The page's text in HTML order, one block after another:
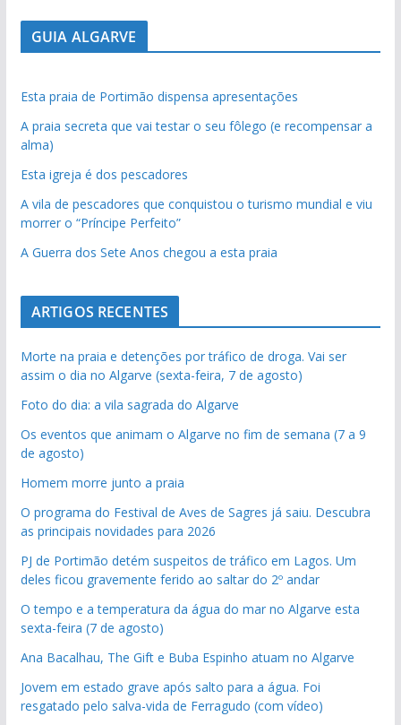
GUIA ALGARVE
Esta praia de Portimão dispensa apresentações
A praia secreta que vai testar o seu fôlego (e recompensar a
alma)
Esta igreja é dos pescadores
A vila de pescadores que conquistou o turismo mundial e viu
morrer o “Príncipe Perfeito”
A Guerra dos Sete Anos chegou a esta praia
ARTIGOS RECENTES
Morte na praia e detenções por tráfico de droga. Vai ser
assim o dia no Algarve (sexta-feira, 7 de agosto)
Foto do dia: a vila sagrada do Algarve
Os eventos que animam o Algarve no fim de semana (7 a 9
de agosto)
Homem morre junto a praia
O programa do Festival de Aves de Sagres já saiu. Descubra
as principais novidades para 2026
PJ de Portimão detém suspeitos de tráfico em Lagos. Um
deles ficou gravemente ferido ao saltar do 2º andar
O tempo e a temperatura da água do mar no Algarve esta
sexta-feira (7 de agosto)
Ana Bacalhau, The Gift e Buba Espinho atuam no Algarve
Jovem em estado grave após salto para a água. Foi
resgatado pelo salva-vida de Ferragudo (com vídeo)